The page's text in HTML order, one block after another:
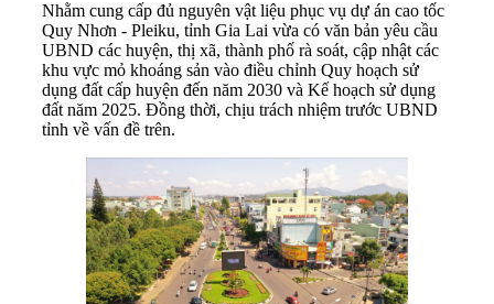
Nhằm cung cấp đủ nguyên vật liệu phục vụ dự án cao tốc
Quy Nhơn - Pleiku, tỉnh Gia Lai vừa có văn bản yêu cầu
UBND các huyện, thị xã, thành phố rà soát, cập nhật các
khu vực mỏ khoáng sản vào điều chỉnh Quy hoạch sử
dụng đất cấp huyện đến năm 2030 và Kế hoạch sử dụng
đất năm 2025. Đồng thời, chịu trách nhiệm trước UBND
tỉnh về vấn đề trên.